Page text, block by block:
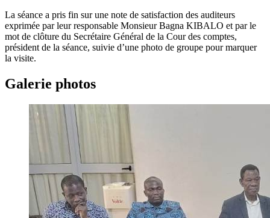
La séance a pris fin sur une note de satisfaction des auditeurs
exprimée par leur responsable Monsieur Bagna KIBALO et par le
mot de clôture du Secrétaire Général de la Cour des comptes,
président de la séance, suivie d’une photo de groupe pour marquer
la visite.
Galerie photos